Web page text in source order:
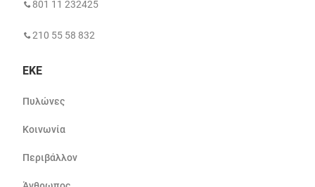
801 11 232425
210 55 58 832
ΕΚΕ
Πυλώνες
Κοινωνία
Περιβάλλον